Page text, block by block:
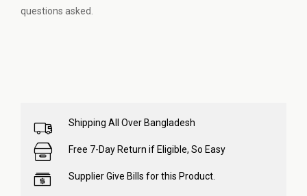
questions asked.
Shipping All Over Bangladesh
Free 7-Day Return if Eligible, So Easy
Supplier Give Bills for this Product.